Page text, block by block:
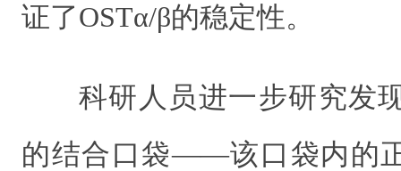
证了OSTα/β的稳定性。
科研人员进一步研究发
的结合口袋——该口袋内的